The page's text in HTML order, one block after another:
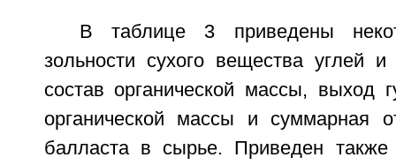
В таблице 3 приведены
зольности сухого вещества углей
состав органической массы, выход
органической массы и суммарная
балласта в сырье. Приведен также